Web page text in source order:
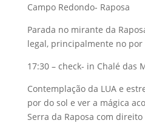
Campo Redondo- Raposa
Parada no mirante da
legal, principalmente no por
17:30 – check- in Chalé das
Contemplação da LUA e
por do sol e ver a mágica
Serra da Raposa com